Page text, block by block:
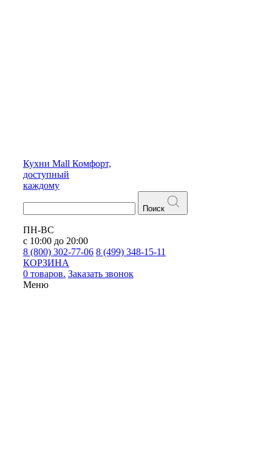
Кухни Mall Комфорт,
доступный
каждому
Поиск
ПН-ВС
с 10:00 до 20:00
8 (800) 302-77-06 8 (499) 348-15-11
КОРЗИНА
0 товаров. Заказать звонок
Меню